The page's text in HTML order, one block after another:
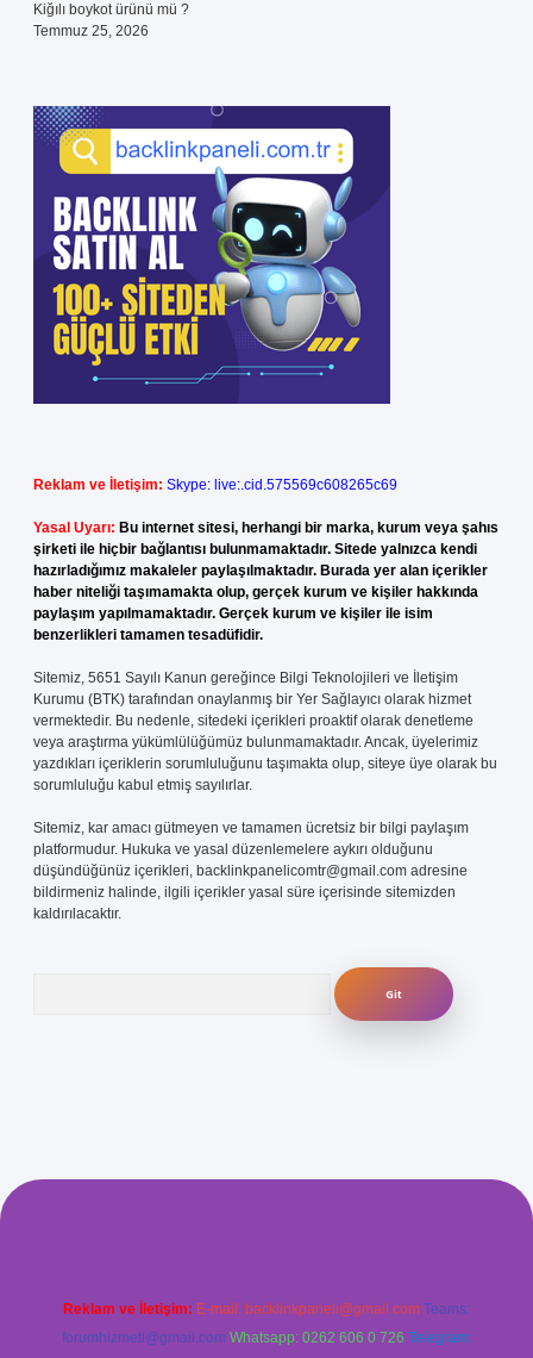
Kiğılı boykot ürünü mü ?
Temmuz 25, 2026
Reklam ve İletişim: Skype: live:.cid.575569c608265c69
Yasal Uyarı: Bu internet sitesi, herhangi bir marka, kurum veya şahıs
şirketi ile hiçbir bağlantısı bulunmamaktadır. Sitede yalnızca kendi
hazırladığımız makaleler paylaşılmaktadır. Burada yer alan içerikler
haber niteliği taşımamakta olup, gerçek kurum ve kişiler hakkında
paylaşım yapılmamaktadır. Gerçek kurum ve kişiler ile isim
benzerlikleri tamamen tesadüfidir.
Sitemiz, 5651 Sayılı Kanun gereğince Bilgi Teknolojileri ve İletişim
Kurumu (BTK) tarafından onaylanmış bir Yer Sağlayıcı olarak hizmet
vermektedir. Bu nedenle, sitedeki içerikleri proaktif olarak denetleme
veya araştırma yükümlülüğümüz bulunmamaktadır. Ancak, üyelerimiz
yazdıkları içeriklerin sorumluluğunu taşımakta olup, siteye üye olarak bu
sorumluluğu kabul etmiş sayılırlar.
Sitemiz, kar amacı gütmeyen ve tamamen ücretsiz bir bilgi paylaşım
platformudur. Hukuka ve yasal düzenlemelere aykırı olduğunu
düşündüğünüz içerikleri, backlinkpanelicomtr@gmail.com adresine
bildirmeniz halinde, ilgili içerikler yasal süre içerisinde sitemizden
kaldırılacaktır.
giris.com/
Reklam ve İletişim: E-mail: backlinkpaneli@gmail.com Teams:
forumhizmeti@gmail.com Whatsapp: 0262 606 0 726 Telegram: